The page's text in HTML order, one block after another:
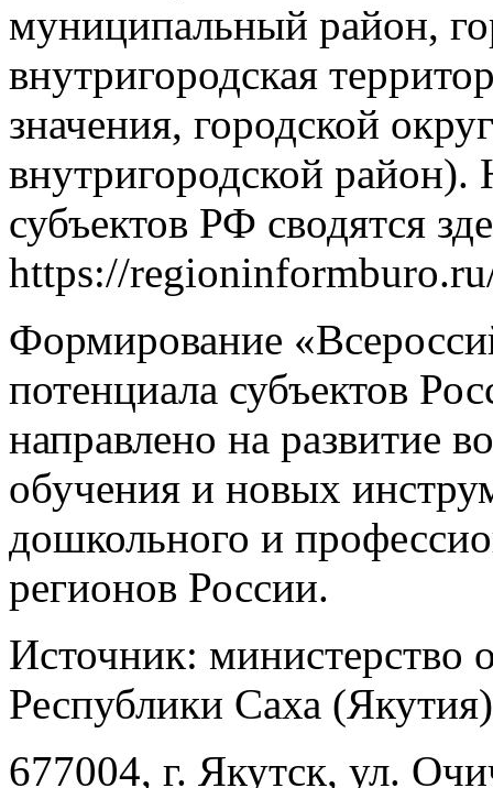
муниципальный район,
внутригородская
значения, городской
внутригородской район).
субъектов РФ сводятся
https://
Формирование
потенциала субъектов
направлено на развитие
обучения и новых
дошкольного и
регионов России.
Источник: министерство
Республики Саха (Якутия)
677004, г. Якутск, ул.